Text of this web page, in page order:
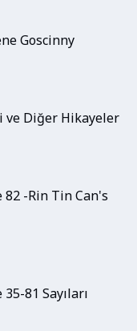
Goscinny
ve Diğer Hikayeler
82 -Rin Tin Can's
81 Sayıları